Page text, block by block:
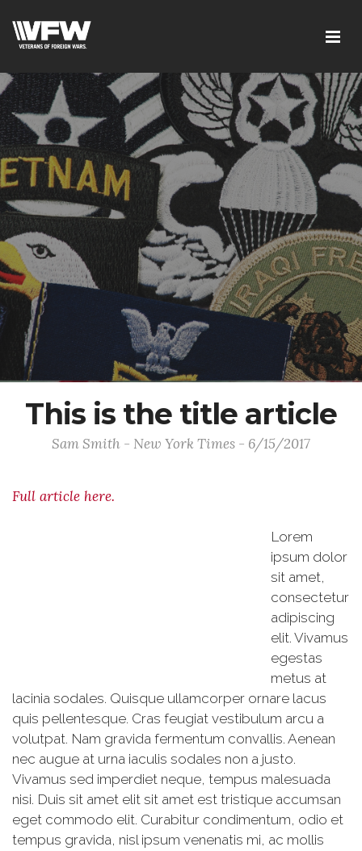
This is the title article
Sam Smith - New York Times - 6/15/2017
Full article here.
Lorem
ipsum dolor
sit amet,
consectetur
adipiscing
elit. Vivamus
egestas
metus at
lacinia sodales. Quisque ullamcorper ornare lacus
quis pellentesque. Cras feugiat vestibulum arcu a
volutpat. Nam gravida fermentum convallis. Aenean
nec augue at urna iaculis sodales non a justo.
Vivamus sed imperdiet neque, tempus malesuada
nisi. Duis sit amet elit sit amet est tristique accumsan
eget commodo elit. Curabitur condimentum, odio et
tempus gravida, nisl ipsum venenatis mi, ac mollis